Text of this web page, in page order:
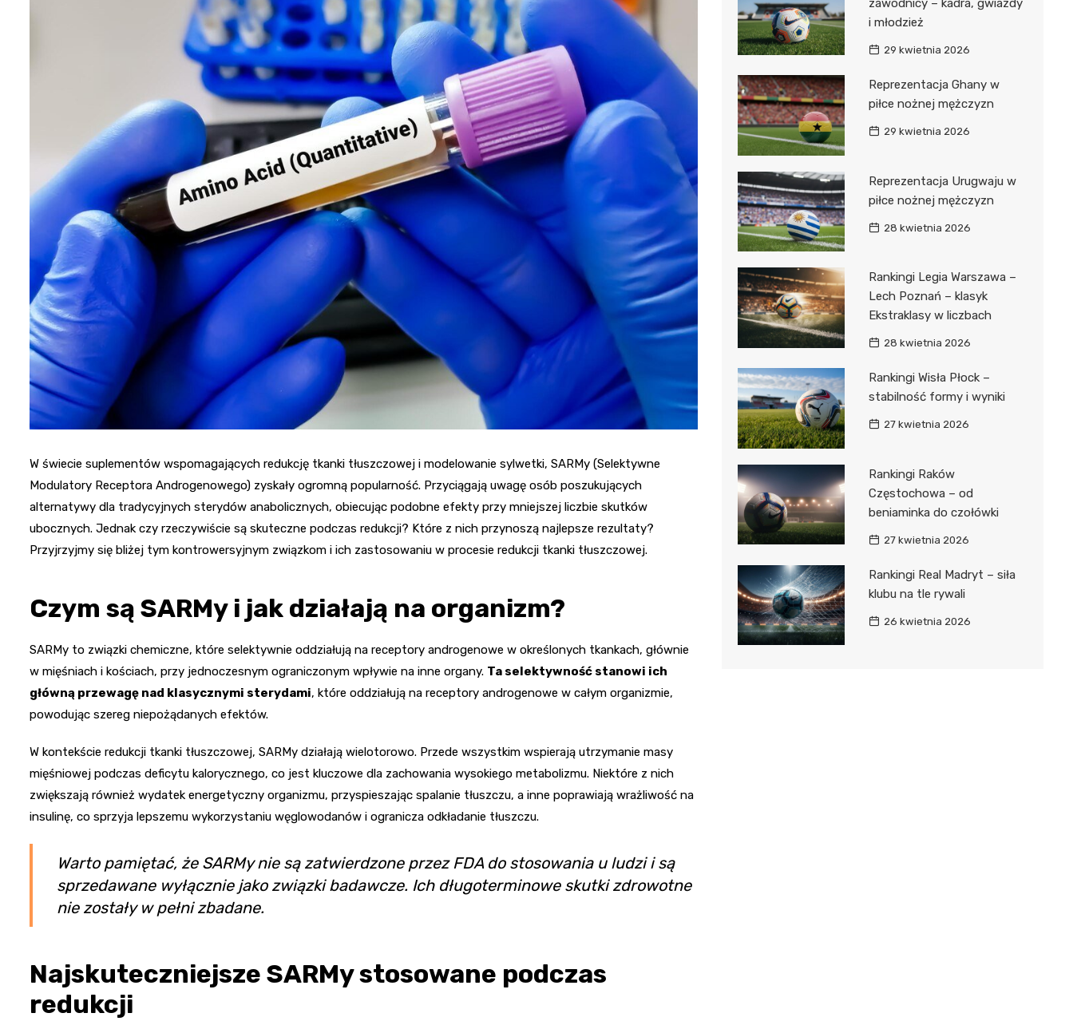
W świecie suplementów wspomagających redukcję tkanki tłuszczowej i modelowanie sylwetki, SARMy (Selektywne
Modulatory Receptora Androgenowego) zyskały ogromną popularność. Przyciągają uwagę osób poszukujących
alternatywy dla tradycyjnych sterydów anabolicznych, obiecując podobne efekty przy mniejszej liczbie skutków
ubocznych. Jednak czy rzeczywiście są skuteczne podczas redukcji? Które z nich przynoszą najlepsze rezultaty?
Przyjrzyjmy się bliżej tym kontrowersyjnym związkom i ich zastosowaniu w procesie redukcji tkanki tłuszczowej.
Czym są SARMy i jak działają na organizm?
SARMy to związki chemiczne, które selektywnie oddziałują na receptory androgenowe w określonych tkankach, głównie
w mięśniach i kościach, przy jednoczesnym ograniczonym wpływie na inne organy. Ta selektywność stanowi ich
główną przewagę nad klasycznymi sterydami, które oddziałują na receptory androgenowe w całym organizmie,
powodując szereg niepożądanych efektów.
W kontekście redukcji tkanki tłuszczowej, SARMy działają wielotorowo. Przede wszystkim wspierają utrzymanie masy
mięśniowej podczas deficytu kalorycznego, co jest kluczowe dla zachowania wysokiego metabolizmu. Niektóre z nich
zwiększają również wydatek energetyczny organizmu, przyspieszając spalanie tłuszczu, a inne poprawiają wrażliwość na
insulinę, co sprzyja lepszemu wykorzystaniu węglowodanów i ogranicza odkładanie tłuszczu.
Warto pamiętać, że SARMy nie są zatwierdzone przez FDA do stosowania u ludzi i są
sprzedawane wyłącznie jako związki badawcze. Ich długoterminowe skutki zdrowotne
nie zostały w pełni zbadane.
Najskuteczniejsze SARMy stosowane podczas
redukcji
zawodnicy – kadra, gwiazdy
i młodzież
29 kwietnia 2026
Reprezentacja Ghany w
piłce nożnej mężczyzn
29 kwietnia 2026
Reprezentacja Urugwaju w
piłce nożnej mężczyzn
28 kwietnia 2026
Rankingi Legia Warszawa –
Lech Poznań – klasyk
Ekstraklasy w liczbach
28 kwietnia 2026
Rankingi Wisła Płock –
stabilność formy i wyniki
27 kwietnia 2026
Rankingi Raków
Częstochowa – od
beniaminka do czołówki
27 kwietnia 2026
Rankingi Real Madryt – siła
klubu na tle rywali
26 kwietnia 2026